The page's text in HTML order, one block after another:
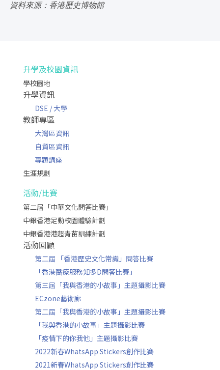
資料來源：香港歷史博物館
升學及校園資訊
學校園地
升學資訊
DSE / 大學
教師專區
大灣區資訊
自貿區資訊
專題講座
生涯規劃
活動/比賽
第二屆「中華文化問答比賽」
中銀香港足動校園體驗計劃
中銀香港港超青苗訓練計劃
活動回顧
第二屆 「香港歷史文化常識」問答比賽
「香港醫療服務知多D問答比賽」
第三屆「我與香港的小故事」主題攝影比賽
ECzone藝術廊
第二屆「我與香港的小故事」主題攝影比賽
「我與香港的小故事」主題攝影比賽
「疫情下的你我他」主題攝影比賽
2022新春WhatsApp Stickers創作比賽
2021新春WhatsApp Stickers創作比賽